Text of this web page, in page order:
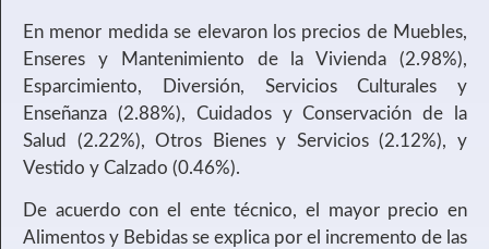
En menor medida se elevaron los precios de Muebles,
Enseres y Mantenimiento de la Vivienda (2.98%),
Esparcimiento, Diversión, Servicios Culturales y
Enseñanza (2.88%), Cuidados y Conservación de la
Salud (2.22%), Otros Bienes y Servicios (2.12%), y
Vestido y Calzado (0.46%).
De acuerdo con el ente técnico, el mayor precio en
Alimentos y Bebidas se explica por el incremento de las